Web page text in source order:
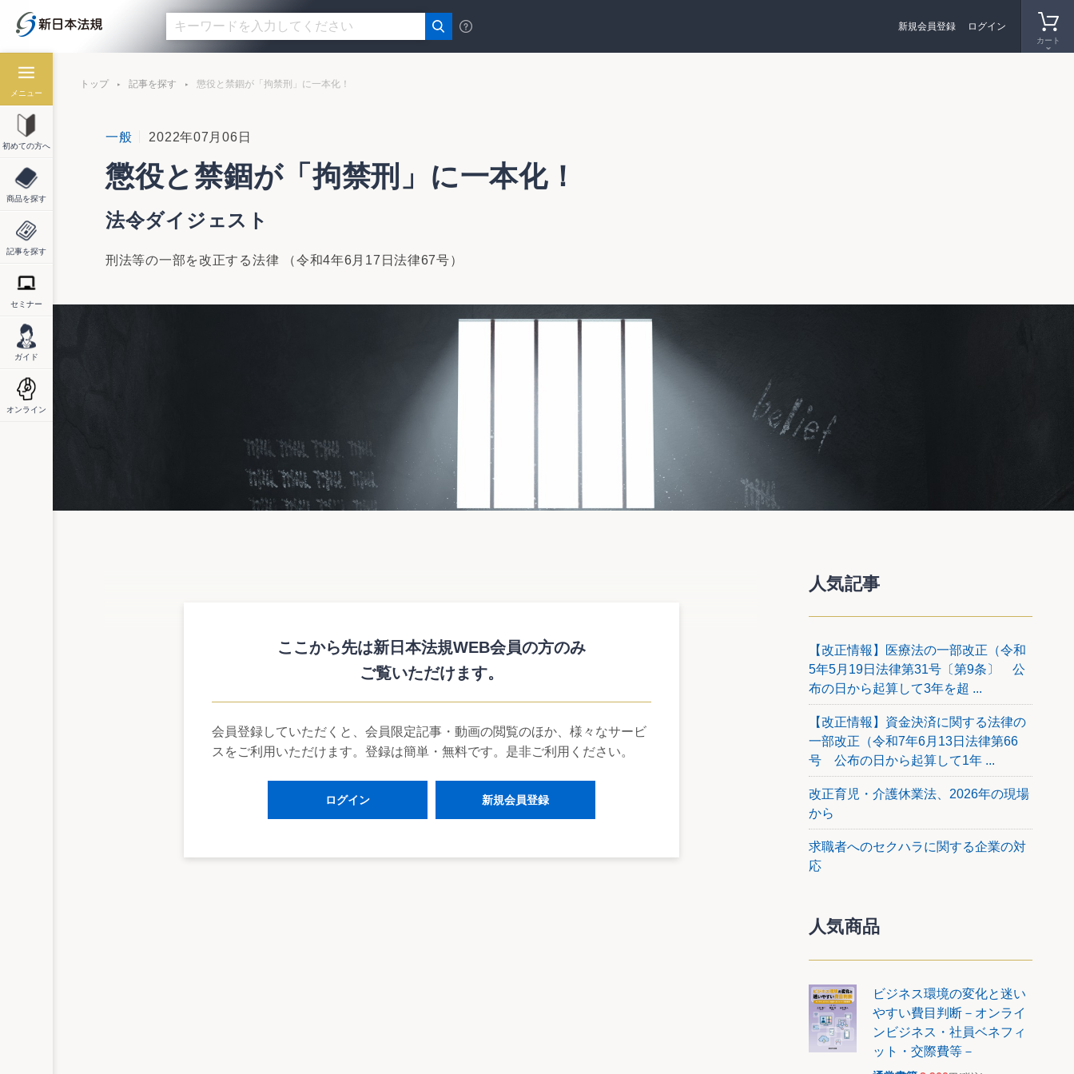
カート
新規会員登録 ログイン
メニュー
初めての方へ
商品を探す
記事を探す
セミナー
ガイド
オンライン
トップ 記事を探す 懲役と禁錮が「拘禁刑」に一本化！
一般 2022年07月06日
懲役と禁錮が「拘禁刑」に一本化！
法令ダイジェスト
刑法等の一部を改正する法律 （令和4年6月17日法律67号）
罪を犯した者の改善更生・再犯防止を図り、新たな被害者を生まない安全・安心な社会を実現する観点から、
ここから先は新日本法規WEB会員の方のみ
ご覧いただけます。
会員登録していただくと、会員限定記事・動画の閲覧のほか、様々なサービ
スをご利用いただけます。登録は簡単・無料です。是非ご利用ください。
ログイン 新規会員登録
人気記事
【改正情報】医療法の一部改正（令和
5年5月19日法律第31号〔第9条〕 公
布の日から起算して3年を超 ...
【改正情報】資金決済に関する法律の
一部改正（令和7年6月13日法律第66
号 公布の日から起算して1年 ...
改正育児・介護休業法、2026年の現場
から
求職者へのセクハラに関する企業の対
応
人気商品
ビジネス環境の変化と迷い
やすい費目判断－オンライ
ンビジネス・社員ベネフィ
ット・交際費等－